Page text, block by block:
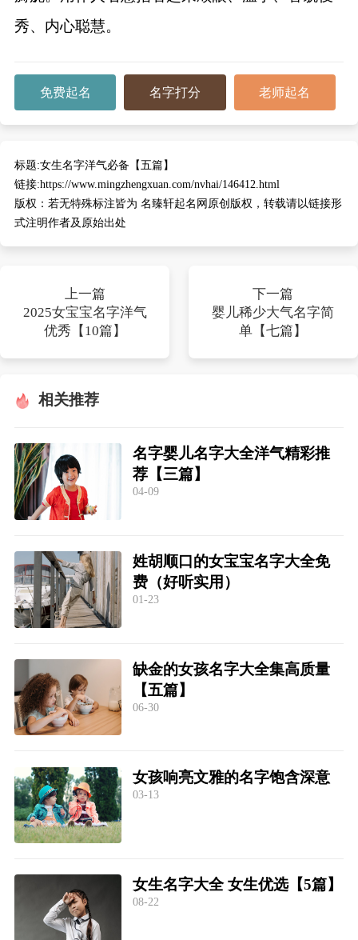
秀、内心聪慧。
免费起名 名字打分 老师起名
标题:女生名字洋气必备【五篇】
链接:https://www.mingzhengxuan.com/nvhai/146412.html
版权： 若无特殊标注皆为 名臻轩起名网原创版权，转载请以链接形
式注明作者及原始出处
上一篇
2025女宝宝名字洋气
优秀【10篇】
下一篇
婴儿稀少大气名字简
单【七篇】
相关推荐
名字婴儿名字大全洋气精彩推
荐【三篇】
04-09
姓胡顺口的女宝宝名字大全免
费（好听实用）
01-23
缺金的女孩名字大全集高质量
【五篇】
06-30
女孩响亮文雅的名字饱含深意
03-13
女生名字大全 女生优选【5篇】
08-22